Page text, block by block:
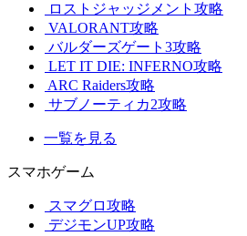
ロストジャッジメント攻略
VALORANT攻略
バルダーズゲート3攻略
LET IT DIE: INFERNO攻略
ARC Raiders攻略
サブノーティカ2攻略
一覧を見る
スマホゲーム
スマグロ攻略
デジモンUP攻略